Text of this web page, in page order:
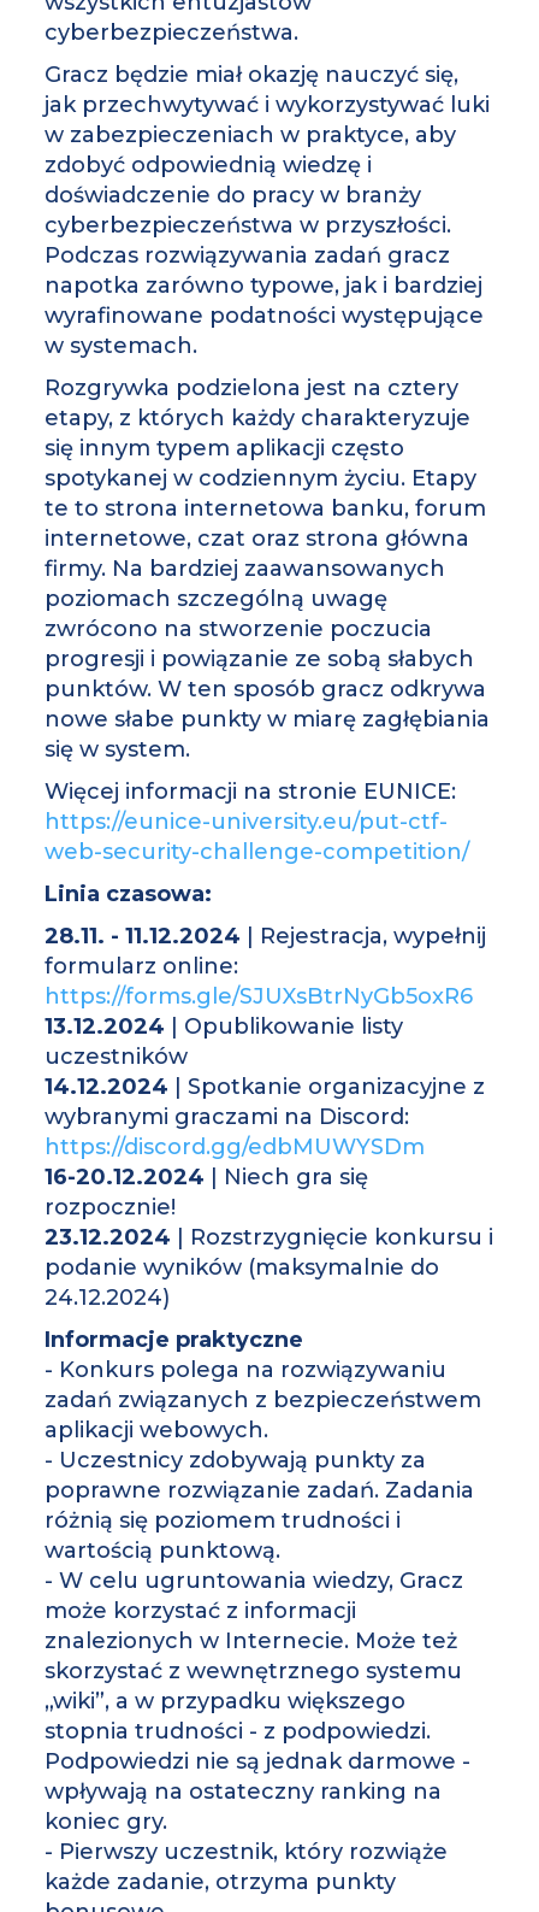
cyberbezpieczeństwa.
Gracz będzie miał okazję nauczyć się,
jak przechwytywać i wykorzystywać luki
w zabezpieczeniach w praktyce, aby
zdobyć odpowiednią wiedzę i
doświadczenie do pracy w branży
cyberbezpieczeństwa w przyszłości.
Podczas rozwiązywania zadań gracz
napotka zarówno typowe, jak i bardziej
wyrafinowane podatności występujące
w systemach.
Rozgrywka podzielona jest na cztery
etapy, z których każdy charakteryzuje
się innym typem aplikacji często
spotykanej w codziennym życiu. Etapy
te to strona internetowa banku, forum
internetowe, czat oraz strona główna
firmy. Na bardziej zaawansowanych
poziomach szczególną uwagę
zwrócono na stworzenie poczucia
progresji i powiązanie ze sobą słabych
punktów. W ten sposób gracz odkrywa
nowe słabe punkty w miarę zagłębiania
się w system.
Więcej informacji na stronie EUNICE:
https://eunice-university.eu/put-ctf-
web-security-challenge-competition/
Linia czasowa:
28.11. - 11.12.2024 | Rejestracja, wypełnij
formularz online:
https://forms.gle/SJUXsBtrNyGb5oxR6
13.12.2024 | Opublikowanie listy
uczestników
14.12.2024 | Spotkanie organizacyjne z
wybranymi graczami na Discord:
https://discord.gg/edbMUWYSDm
16-20.12.2024 | Niech gra się
rozpocznie!
23.12.2024 | Rozstrzygnięcie konkursu i
podanie wyników (maksymalnie do
24.12.2024)
Informacje praktyczne
- Konkurs polega na rozwiązywaniu
zadań związanych z bezpieczeństwem
aplikacji webowych.
- Uczestnicy zdobywają punkty za
poprawne rozwiązanie zadań. Zadania
różnią się poziomem trudności i
wartością punktową.
- W celu ugruntowania wiedzy, Gracz
może korzystać z informacji
znalezionych w Internecie. Może też
skorzystać z wewnętrznego systemu
„wiki”, a w przypadku większego
stopnia trudności - z podpowiedzi.
Podpowiedzi nie są jednak darmowe -
wpływają na ostateczny ranking na
koniec gry.
- Pierwszy uczestnik, który rozwiąże
każde zadanie, otrzyma punkty